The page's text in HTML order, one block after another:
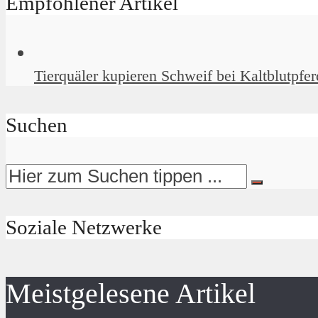
Tierquäler kupieren Schweif bei
Suchen
Soziale Netzwerke
Meistgelesene Artikel